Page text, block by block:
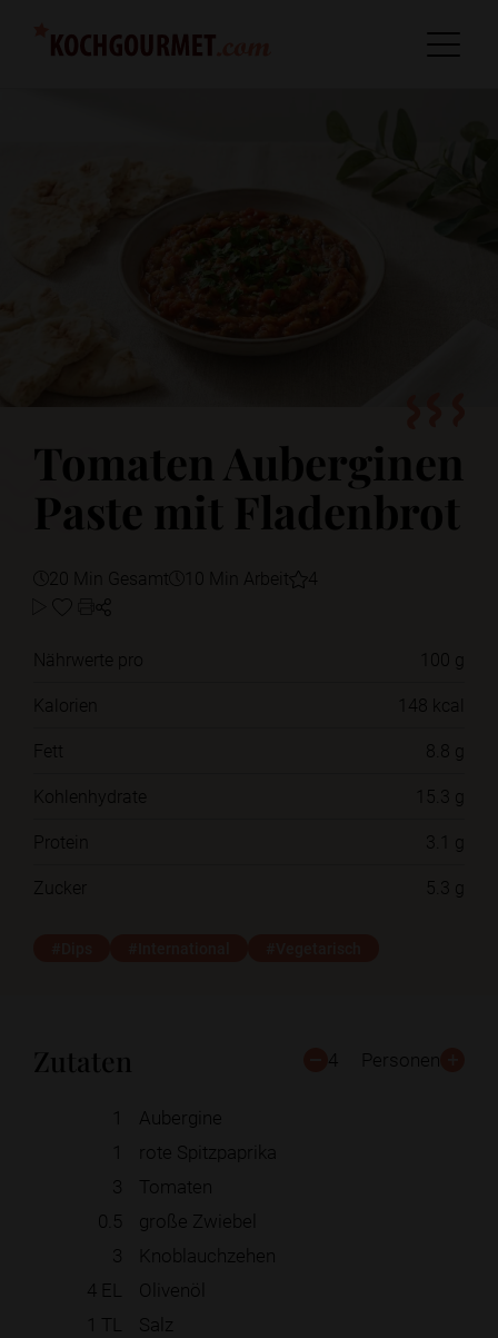
Tomaten Auberginen
Paste mit Fladenbrot
20 Min Gesamt 10 Min Arbeit 4
Nährwerte pro
100 g
Kalorien
148 kcal
Fett
8.8 g
Kohlenhydrate
15.3 g
Protein
3.1 g
Zucker
5.3 g
Zutaten 4 Personen
1
Aubergine
1
rote Spitzpaprika
3
Tomaten
0.5
große Zwiebel
3
Knoblauchzehen
4 EL
Olivenöl
1 TL
Salz